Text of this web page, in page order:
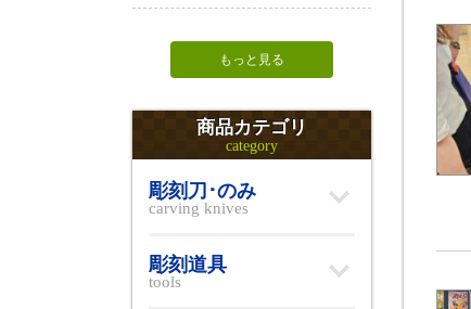
もっと見る
商品カテゴリ
category
彫刻刀･のみ
carving knives
彫刻道具
tools